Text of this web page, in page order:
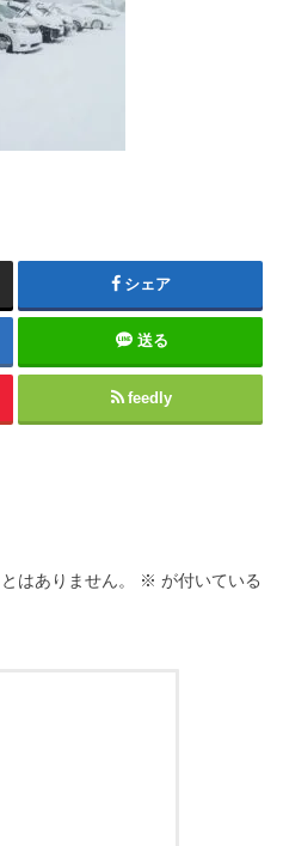
シェア
送る
feedly
はありません。 ※ が付いている